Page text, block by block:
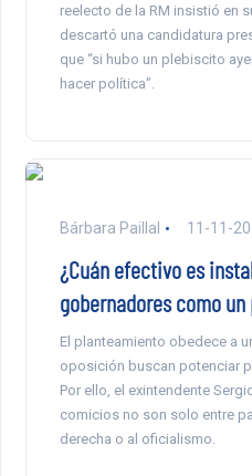
reelecto de la RM insistió en
descartó una candidatura
que “si hubo un plebiscito
hacer política”.
Bárbara Paillal 11-11-
¿Cuán efectivo es
gobernadores como
El planteamiento obedece a
oposición buscan potenciar
Por ello, el exintendente
comicios no son solo entre
derecha o al oficialismo.